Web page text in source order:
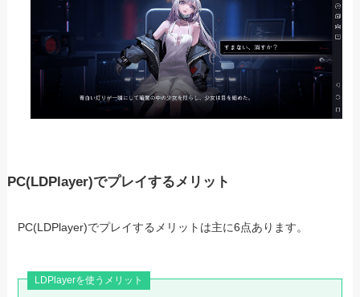
PC(LDPlayer)でプレイするメリット
PC(LDPlayer)でプレイするメリットは主に6点あります。
LDPlayerを使うメリット